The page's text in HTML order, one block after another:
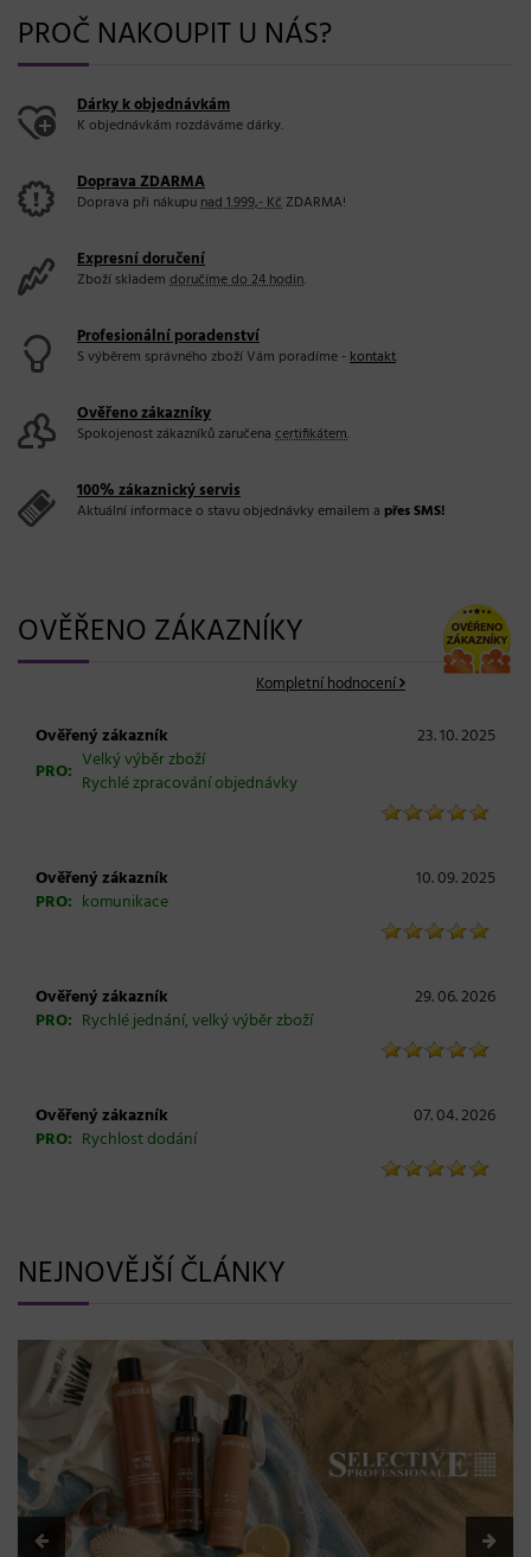
PROČ NAKOUPIT U NÁS?
Dárky k objednávkám
K objednávkám rozdáváme dárky.
Doprava ZDARMA
Doprava při nákupunad 1.999,- KčZDARMA!
Expresní doručení
Zboží skladem doručíme do 24 hodin.
Profesionální poradenství
S výběrem správného zboží Vám poradíme -kontakt.
Ověřeno zákazníky
Spokojenost zákazníků zaručena certifikátem.
100% zákaznický servis
Aktuální informace o stavu objednávky emailem a přes SMS!
OVĚŘENO ZÁKAZNÍKY
Kompletní hodnocení
Ověřený zákazník
23. 10. 2025
PRO: Velký výběr zboží
Rychlé zpracování objednávky
Ověřený zákazník
10. 09. 2025
PRO: komunikace
Ověřený zákazník
29. 06. 2026
PRO: Rychlé jednání, velký výběr zboží
Ověřený zákazník
07. 04. 2026
PRO: Rychlost dodání
NEJNOVĚJŠÍ ČLÁNKY
BLONDME přichází s novou érou blond: lesk, glow efekt
a maximální péče bez kompromisů
08. 06. 2026